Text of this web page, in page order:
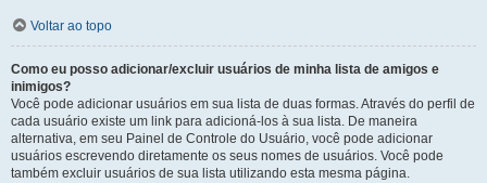
Voltar ao topo
Como eu posso adicionar/excluir usuários de minha lista de amigos e
inimigos?
Você pode adicionar usuários em sua lista de duas formas. Através do perfil de
cada usuário existe um link para adicioná-los à sua lista. De maneira
alternativa, em seu Painel de Controle do Usuário, você pode adicionar
usuários escrevendo diretamente os seus nomes de usuários. Você pode
também excluir usuários de sua lista utilizando esta mesma página.